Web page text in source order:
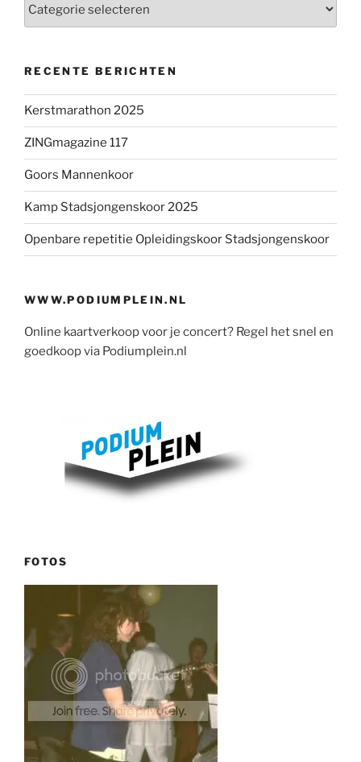
RECENTE BERICHTEN
Kerstmarathon 2025
ZINGmagazine 117
Goors Mannenkoor
Kamp Stadsjongenskoor 2025
Openbare repetitie Opleidingskoor Stadsjongenskoor
WWW.PODIUMPLEIN.NL
Online kaartverkoop voor je concert? Regel het snel en
goedkoop via Podiumplein.nl
FOTOS